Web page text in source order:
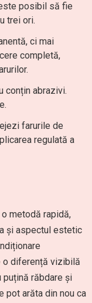
posibil să fie
trei ori.
ci mai
completă,
conțin abrazivi.
farurile de
regulată a
metodă rapidă,
și aspectul estetic
o diferență vizibilă
puțină răbdare și
pot arăta din nou ca